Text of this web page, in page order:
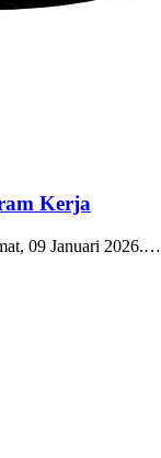
Kerja
09 Januari 2026.…